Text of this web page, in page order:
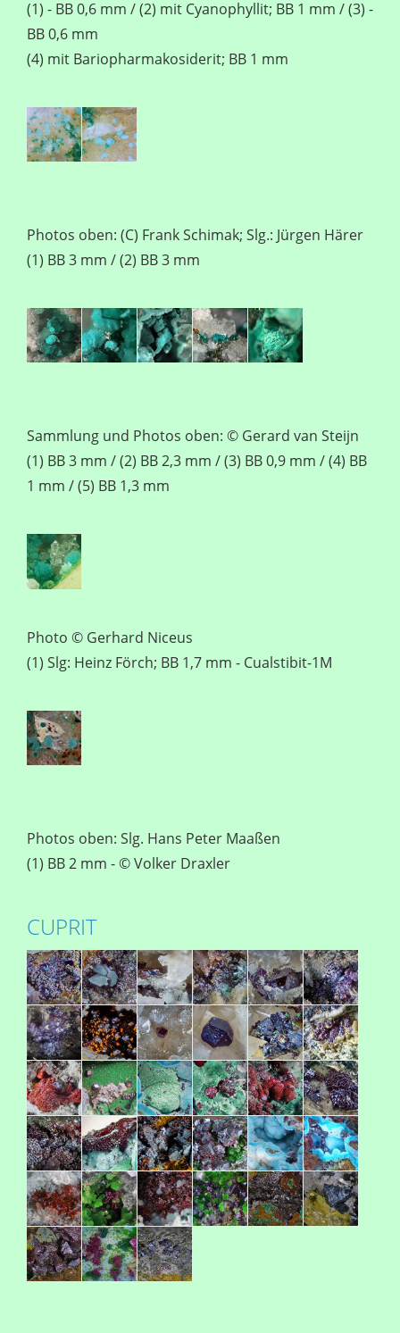
(1) - BB 0,6 mm / (2) mit Cyanophyllit; BB 1 mm / (3) -
BB 0,6 mm
(4) mit Bariopharmakosiderit; BB 1 mm
Photos oben: (C) Frank Schimak; Slg.: Jürgen Härer
(1) BB 3 mm / (2) BB 3 mm
Sammlung und Photos oben: © Gerard van Steijn
(1) BB 3 mm / (2) BB 2,3 mm / (3) BB 0,9 mm / (4) BB
1 mm / (5) BB 1,3 mm
Photo © Gerhard Niceus
(1) Slg: Heinz Förch; BB 1,7 mm - Cualstibit-1M
Photos oben: Slg. Hans Peter Maaßen
(1) BB 2 mm - © Volker Draxler
CUPRIT